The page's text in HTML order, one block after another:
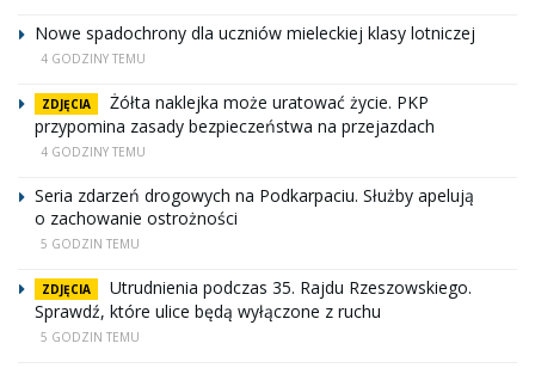
Nowe spadochrony dla uczniów mieleckiej klasy lotniczej
4 GODZINY TEMU
ZDJĘCIA
Żółta naklejka może uratować życie. PKP
przypomina zasady bezpieczeństwa na przejazdach
4 GODZINY TEMU
Seria zdarzeń drogowych na Podkarpaciu. Służby apelują
o zachowanie ostrożności
5 GODZIN TEMU
ZDJĘCIA
Utrudnienia podczas 35. Rajdu Rzeszowskiego.
Sprawdź, które ulice będą wyłączone z ruchu
5 GODZIN TEMU